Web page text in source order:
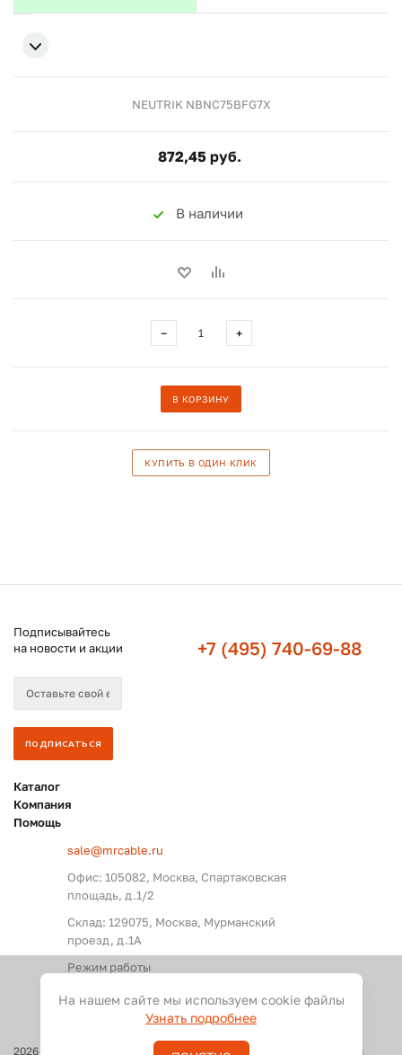
NEUTRIK NBNC75BFG7X
872,45 руб.
В наличии
− +
В КОРЗИНУ
КУПИТЬ В ОДИН КЛИК
Подписывайтесь
на новости и акции
+7 (495) 740-69-88
Каталог
Компания
Помощь
sale@mrcable.ru
Офис: 105082, Москва, Спартаковская
площадь, д.1/2
Склад: 129075, Москва, Мурманский
проезд, д.1А
Режим работы
2026 Оптовые поставки кабелей и разъемов для аудио, видео и
На нашем сайте мы используем cookie файлы
Узнать подробнее